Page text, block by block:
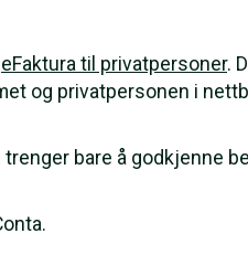
eFaktura til privatpersoner.
og privatpersonen i
bare å godkjenne